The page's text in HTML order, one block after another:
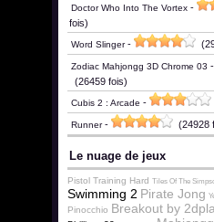
Doctor Who Into The Vortex -
fois)
Word Slinger-
Zodiac Mahjongg 3D Chrome 03 -
(26459 fois)
Cubis 2 : Arcade -
Runner- (24928
Le nuage de jeux
Pistol Training Hard Tiles Of The
Swimming 2 Pirate Jong
Pinocchio Breakout by